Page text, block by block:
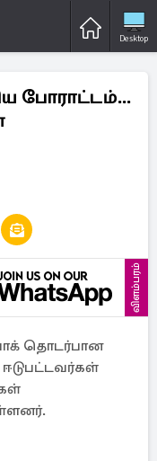
Desktop
போராட்டம்...
விளம்பரம்
தொடர்பான